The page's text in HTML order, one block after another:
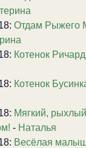
Отдам Рыжего
Котенок
Котенок
Мягкий,
- Наталья
Весёлая